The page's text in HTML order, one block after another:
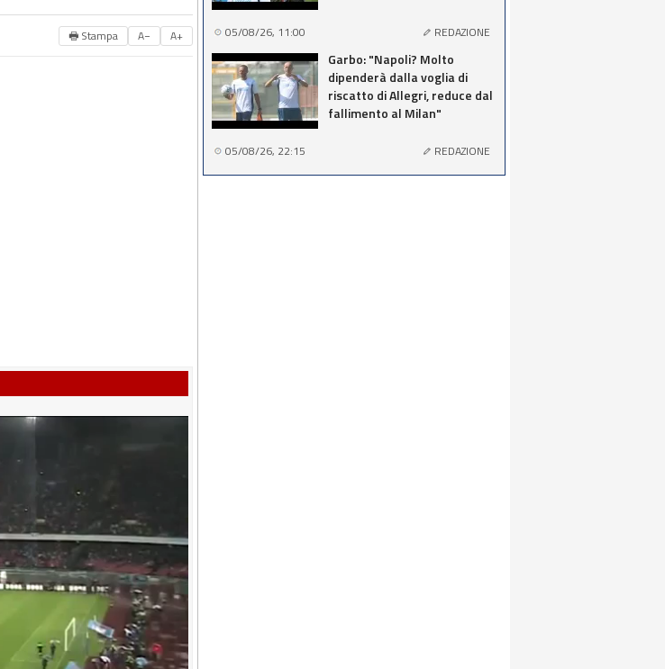
🖶 Stampa A− A+ 05/08/26, 11:00 REDAZIONE
Garbo: "Napoli? Molto
dipenderà dalla voglia di
riscatto di Allegri, reduce dal
fallimento al Milan"
05/08/26, 22:15 REDAZIONE